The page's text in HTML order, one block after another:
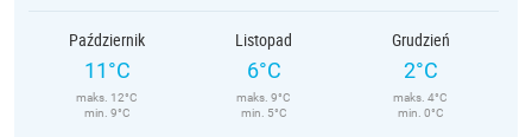
Październik
11°C
maks. 12°C
min. 9°C
Listopad
6°C
maks. 9°C
min. 5°C
Grudzień
2°C
maks. 4°C
min. 0°C